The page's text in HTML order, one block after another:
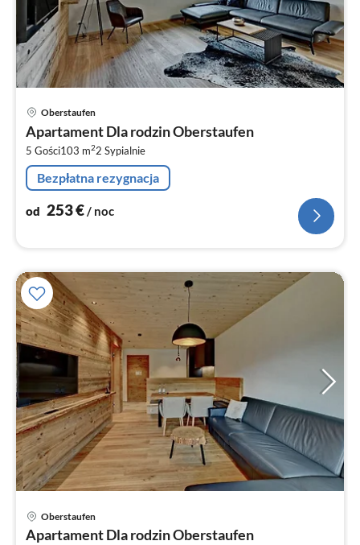
Oberstaufen
Apartament Dla rodzin Oberstaufen
5 Gości103 m22 Sypialnie
Bezpłatna rezygnacja
od 253€/ noc
Oberstaufen
Apartament Dla rodzin Oberstaufen